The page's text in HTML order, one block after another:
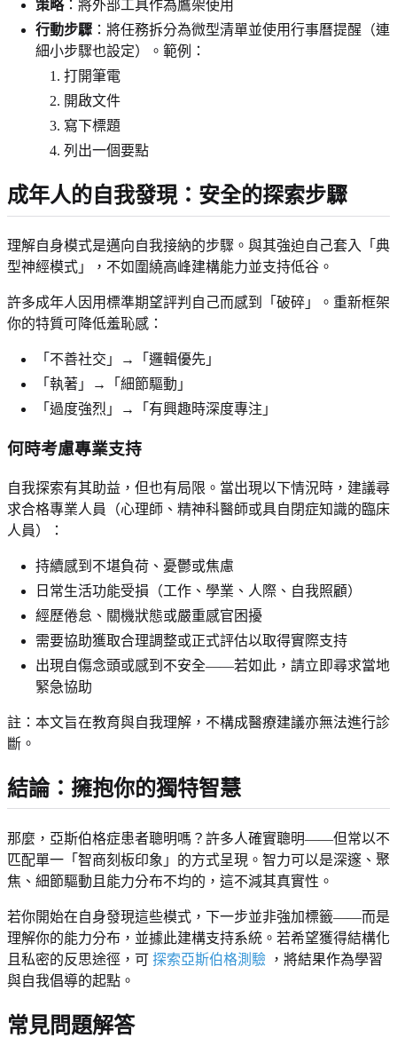
策略：將外部工具作為鷹架使用
行動步驟 ：將任務拆分為微型清單並使用行事曆提醒（連
細小步驟也設定）。範例：
打開筆電
開啟文件
寫下標題
列出一個要點
成年人的自我發現：安全的探索步驟
理解自身模式是邁向自我接納的步驟。與其強迫自己套入「典
型神經模式」，不如圍繞高峰建構能力並支持低谷。
許多成年人因用標準期望評判自己而感到「破碎」。重新框架
你的特質可降低羞恥感：
「不善社交」→「邏輯優先」
「執著」→「細節驅動」
「過度強烈」→「有興趣時深度專注」
何時考慮專業支持
自我探索有其助益，但也有局限。當出現以下情況時，建議尋
求合格專業人員（心理師、精神科醫師或具自閉症知識的臨床
人員）：
持續感到不堪負荷、憂鬱或焦慮
日常生活功能受損（工作、學業、人際、自我照顧）
經歷倦怠、關機狀態或嚴重感官困擾
需要協助獲取合理調整或正式評估以取得實際支持
出現自傷念頭或感到不安全——若如此，請立即尋求當地
緊急協助
註：本文旨在教育與自我理解，不構成醫療建議亦無法進行診
斷。
結論：擁抱你的獨特智慧
那麼，亞斯伯格症患者聰明嗎？許多人確實聰明——但常以不
匹配單一「智商刻板印象」的方式呈現。智力可以是深邃、聚
焦、細節驅動且能力分布不均的，這不減其真實性。
若你開始在自身發現這些模式，下一步並非強加標籤——而是
理解你的能力分布，並據此建構支持系統。若希望獲得結構化
且私密的反思途徑，可 探索亞斯伯格測驗 ，將結果作為學習
與自我倡導的起點。
常見問題解答